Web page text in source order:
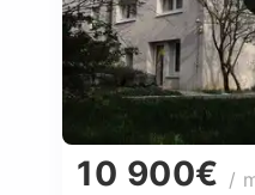
10 900€ /